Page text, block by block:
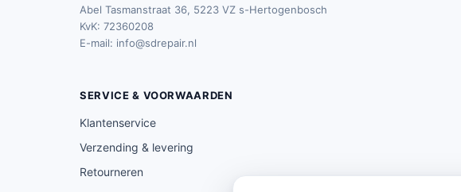
Abel Tasmanstraat 36, 5223 VZ s-Hertogenbosch
KvK: 72360208
E-mail: info@sdrepair.nl
SERVICE & VOORWAARDEN
Klantenservice
Verzending & levering
Retourneren